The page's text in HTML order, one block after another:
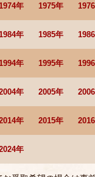
1974年 1975年
1984年 1985年
1994年 1995年
年 2005年
年 2015年
年